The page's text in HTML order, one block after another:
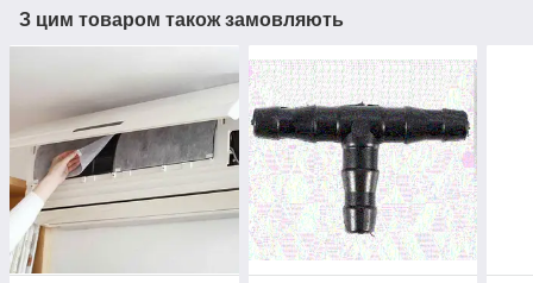
З цим товаром також замовляють